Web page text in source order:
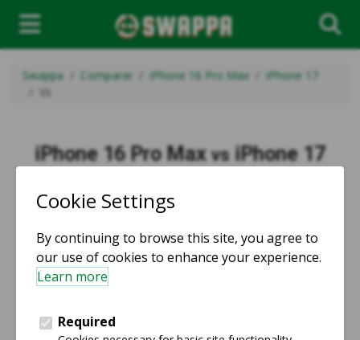
Swappa Comparar iPhone 16 Pro Max
iPhone 17
Vs
iPhone 16 Pro Max vs iPhone 17
vs